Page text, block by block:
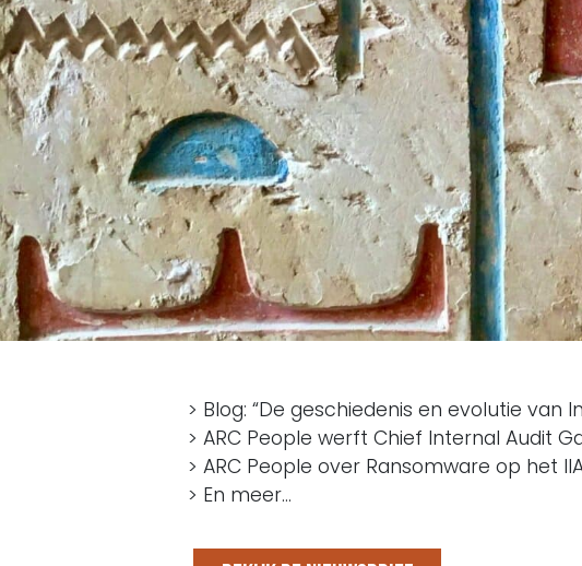
> Blog: “De geschiedenis en evolutie van
> ARC People werft Chief Internal Audit
> ARC People over Ransomware op het
> En meer…